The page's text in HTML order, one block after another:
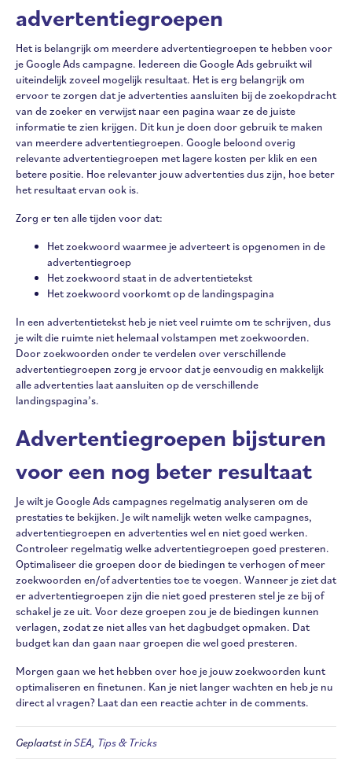
advertentiegroepen
Het is belangrijk om meerdere advertentiegroepen te hebben voor
je Google Ads campagne. Iedereen die Google Ads gebruikt wil
uiteindelijk zoveel mogelijk resultaat. Het is erg belangrijk om
ervoor te zorgen dat je advertenties aansluiten bij de zoekopdracht
van de zoeker en verwijst naar een pagina waar ze de juiste
informatie te zien krijgen. Dit kun je doen door gebruik te maken
van meerdere advertentiegroepen. Google beloond overig
relevante advertentiegroepen met lagere kosten per klik en een
betere positie. Hoe relevanter jouw advertenties dus zijn, hoe beter
het resultaat ervan ook is.
Zorg er ten alle tijden voor dat:
Het zoekwoord waarmee je adverteert is opgenomen in de
advertentiegroep
Het zoekwoord staat in de advertentietekst
Het zoekwoord voorkomt op de landingspagina
In een advertentietekst heb je niet veel ruimte om te schrijven, dus
je wilt die ruimte niet helemaal volstampen met zoekwoorden.
Door zoekwoorden onder te verdelen over verschillende
advertentiegroepen zorg je ervoor dat je eenvoudig en makkelijk
alle advertenties laat aansluiten op de verschillende
landingspagina’s.
Advertentiegroepen bijsturen
voor een nog beter resultaat
Je wilt je Google Ads campagnes regelmatig analyseren om de
prestaties te bekijken. Je wilt namelijk weten welke campagnes,
advertentiegroepen en advertenties wel en niet goed werken.
Controleer regelmatig welke advertentiegroepen goed presteren.
Optimaliseer die groepen door de biedingen te verhogen of meer
zoekwoorden en/of advertenties toe te voegen. Wanneer je ziet dat
er advertentiegroepen zijn die niet goed presteren stel je ze bij of
schakel je ze uit. Voor deze groepen zou je de biedingen kunnen
verlagen, zodat ze niet alles van het dagbudget opmaken. Dat
budget kan dan gaan naar groepen die wel goed presteren.
Morgen gaan we het hebben over hoe je jouw zoekwoorden kunt
optimaliseren en finetunen. Kan je niet langer wachten en heb je nu
direct al vragen? Laat dan een reactie achter in de comments.
Geplaatst inSEA, Tips & Tricks